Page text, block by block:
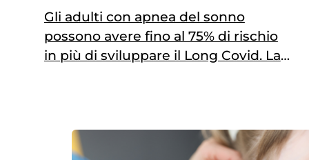
Gli adulti con apnea del sonno
possono avere fino al 75% di rischio
in più di sviluppare il Long Covid. La